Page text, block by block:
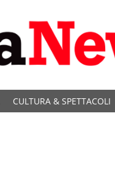
CULTURA & SPETTACOLI